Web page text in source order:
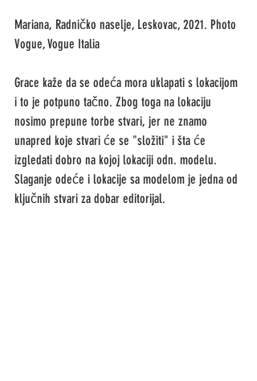
Mariana, Radničko naselje, Leskovac, 2021. Photo
Vogue, Vogue Italia
Grace kaže da se odeća mora uklapati s lokacijom
i to je potpuno tačno. Zbog toga na lokaciju
nosimo prepune torbe stvari, jer ne znamo
unapred koje stvari će se "složiti" i šta će
izgledati dobro na kojoj lokaciji odn. modelu.
Slaganje odeće i lokacije sa modelom je jedna od
ključnih stvari za dobar editorijal.